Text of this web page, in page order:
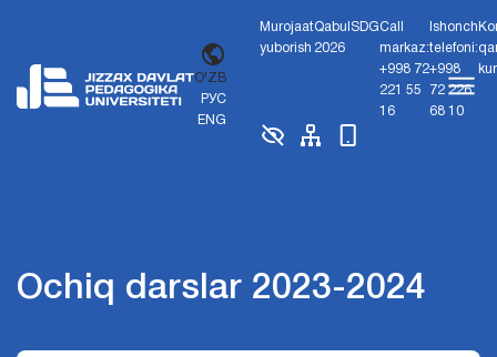
O'ZB
РУС
ENG
Murojaat
yuborish
Qabul
2026
SDGCall
markaz:
+998 72
221 55
16
Ishonch
telefoni:
+998
72 226
68 10
Ochiq darslar 2023-2024